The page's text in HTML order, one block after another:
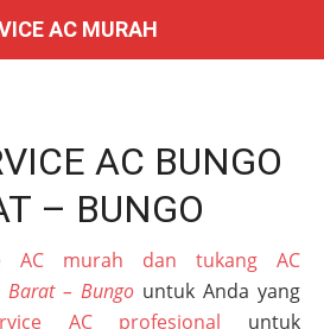
AC MURAH
AC BUNGO
– BUNGO
AC murah dan tukang AC
Barat – Bungo untuk Anda yang
AC profesional untuk